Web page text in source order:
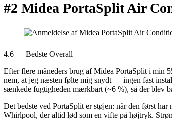
#2 Midea PortaSplit Air
4.6 — Bedste Overall
Efter flere måneders brug af Midea PortaSplit i min
nem, at jeg næsten følte mig snydt — ingen fast
sænkede fugtigheden mærkbart (~6 %), så der blev
Det bedste ved PortaSplit er støjen: når den først
Whirlpool, der altid lød som en vifte på højtryk.